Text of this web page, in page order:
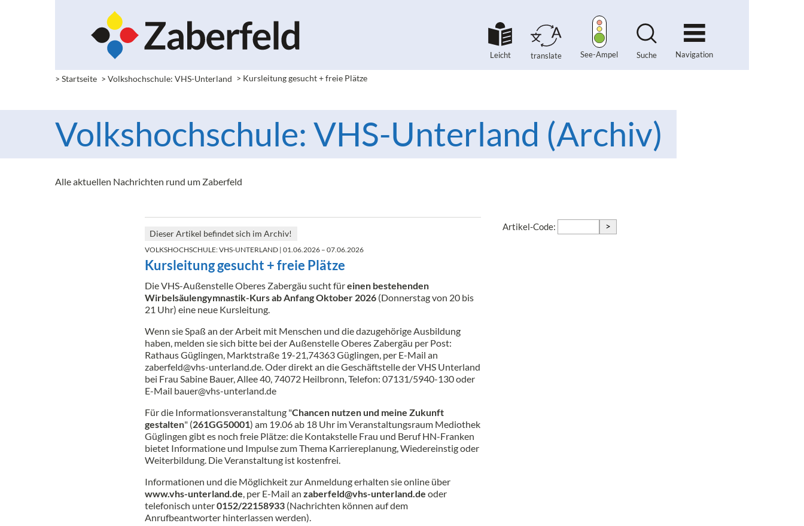
Leicht translate See-Ampel Suche Navigation
> Startseite > Volkshochschule: VHS-Unterland > Kursleitung gesucht + freie Plätze
Volkshochschule: VHS-Unterland (Archiv)
Alle aktuellen Nachrichten rund um Zaberfeld
Dieser Artikel befindet sich im Archiv!
VOLKSHOCHSCHULE: VHS-UNTERLAND| 01.06.2026 – 07.06.2026
Kursleitung gesucht + freie Plätze
Die VHS-Außenstelle Oberes Zabergäu sucht füreinen bestehenden
Wirbelsäulengymnastik-Kurs ab Anfang Oktober 2026(Donnerstag von 20 bis
21 Uhr) eine neue Kursleitung.
Wenn sie Spaß an der Arbeit mit Menschen und die dazugehörige Ausbildung
haben, melden sie sich bitte bei der Außenstelle Oberes Zabergäu per Post:
Rathaus Güglingen, Marktstraße 19-21,74363 Güglingen, per E-Mail an
zaberfeld@vhs-unterland.de. Oder direkt an die Geschäftstelle der VHS Unterland
bei Frau Sabine Bauer, Allee 40, 74072 Heilbronn, Telefon: 07131/5940-130 oder
E-Mail bauer@vhs-unterland.de
Für die Informationsveranstaltung "Chancen nutzen und meine Zukunft
gestalten" (261GG50001) am 19.06 ab 18 Uhr im Veranstaltungsraum Mediothek
Güglingen gibt es noch freie Plätze: die Kontakstelle Frau und Beruf HN-Franken
bietet Informatione und Impulse zum Thema Karriereplanung, Wiedereinstig oder
Weiterbildung. Die Veranstaltung ist kostenfrei.
Informationen und die Möglichkeit zur Anmeldung erhalten sie online über
www.vhs-unterland.de, per E-Mail an zaberfeld@vhs-unterland.de oder
telefonisch unter0152/22158933(Nachrichten können auf dem
Anrufbeantworter hinterlassen werden).
Artikel-Code: >